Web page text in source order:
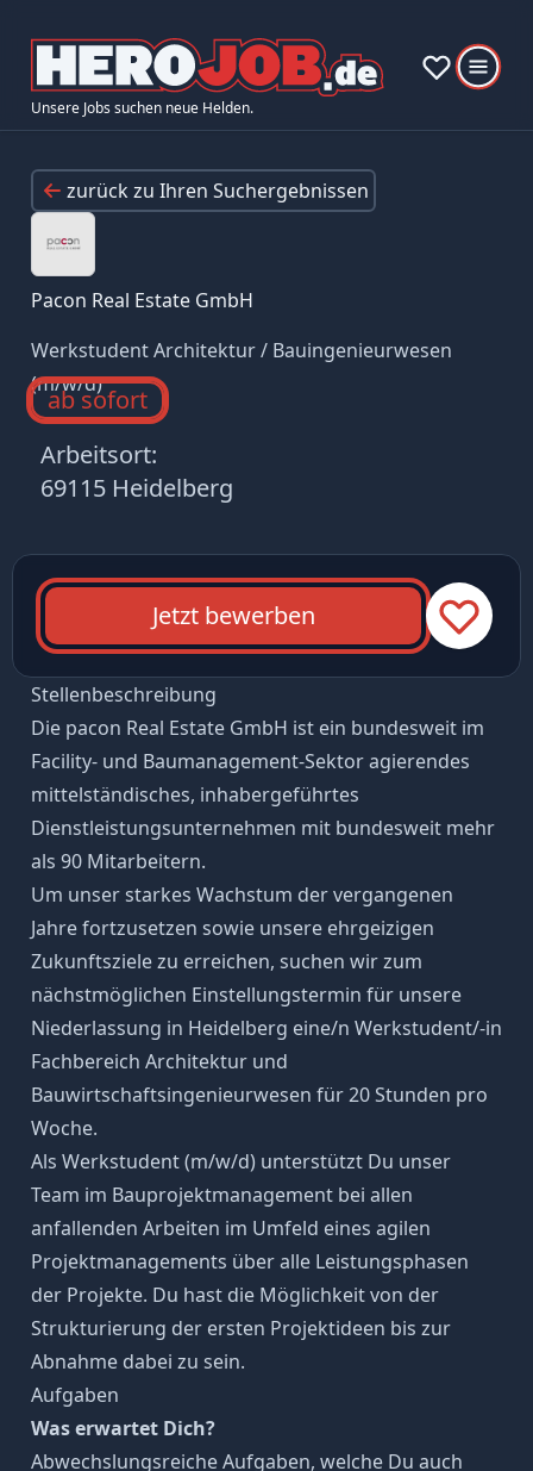
Unsere Jobs suchen neue Helden.
zurück zu Ihren Suchergebnissen
Pacon Real Estate GmbH
Werkstudent Architektur / Bauingenieurwesen
(m/w/d)
ab sofort
Arbeitsort:
69115 Heidelberg
Jetzt bewerben
Stellenbeschreibung
Die pacon Real Estate GmbH ist ein bundesweit im
Facility- und Baumanagement-Sektor agierendes
mittelständisches, inhabergeführtes
Dienstleistungsunternehmen mit bundesweit mehr
als 90 Mitarbeitern.
Um unser starkes Wachstum der vergangenen
Jahre fortzusetzen sowie unsere ehrgeizigen
Zukunftsziele zu erreichen, suchen wir zum
nächstmöglichen Einstellungstermin für unsere
Niederlassung in Heidelberg eine/n Werkstudent/-in
Fachbereich Architektur und
Bauwirtschaftsingenieurwesen für 20 Stunden pro
Woche.
Als Werkstudent (m/w/d) unterstützt Du unser
Team im Bauprojektmanagement bei allen
anfallenden Arbeiten im Umfeld eines agilen
Projektmanagements über alle Leistungsphasen
der Projekte. Du hast die Möglichkeit von der
Strukturierung der ersten Projektideen bis zur
Abnahme dabei zu sein.
Aufgaben
Was erwartet Dich?
Abwechslungsreiche Aufgaben, welche Du auch